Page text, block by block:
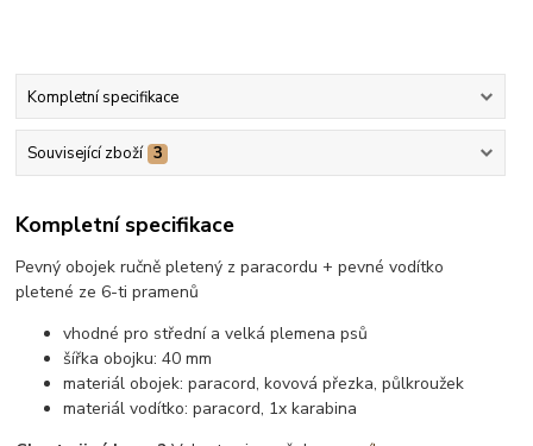
Kompletní specifikace
Související zboží 3
Kompletní specifikace
Pevný obojek ručně pletený z paracordu + pevné vodítko
pletené ze 6-ti pramenů
vhodné pro střední a velká plemena psů
šířka obojku: 40 mm
materiál obojek: paracord, kovová přezka, půlkroužek
materiál vodítko: paracord, 1x karabina